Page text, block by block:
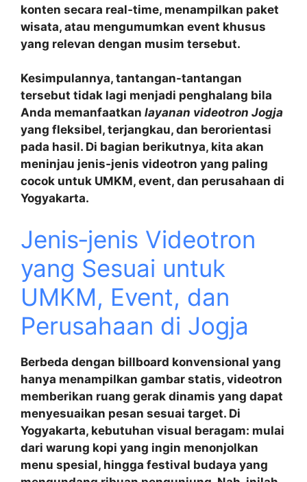
konten secara real‑time, menampilkan paket
wisata, atau mengumumkan event khusus
yang relevan dengan musim tersebut.
Kesimpulannya, tantangan-tantangan
tersebut tidak lagi menjadi penghalang bila
Anda memanfaatkan layanan videotron Jogja
yang fleksibel, terjangkau, dan berorientasi
pada hasil. Di bagian berikutnya, kita akan
meninjau jenis‑jenis videotron yang paling
cocok untuk UMKM, event, dan perusahaan di
Yogyakarta.
Jenis‑jenis Videotron
yang Sesuai untuk
UMKM, Event, dan
Perusahaan di Jogja
Berbeda dengan billboard konvensional yang
hanya menampilkan gambar statis, videotron
memberikan ruang gerak dinamis yang dapat
menyesuaikan pesan sesuai target. Di
Yogyakarta, kebutuhan visual beragam: mulai
dari warung kopi yang ingin menonjolkan
menu spesial, hingga festival budaya yang